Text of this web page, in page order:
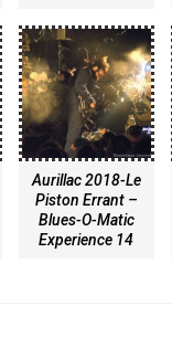
Aurillac 2018-Le
Piston Errant –
Blues-O-Matic
Experience 14